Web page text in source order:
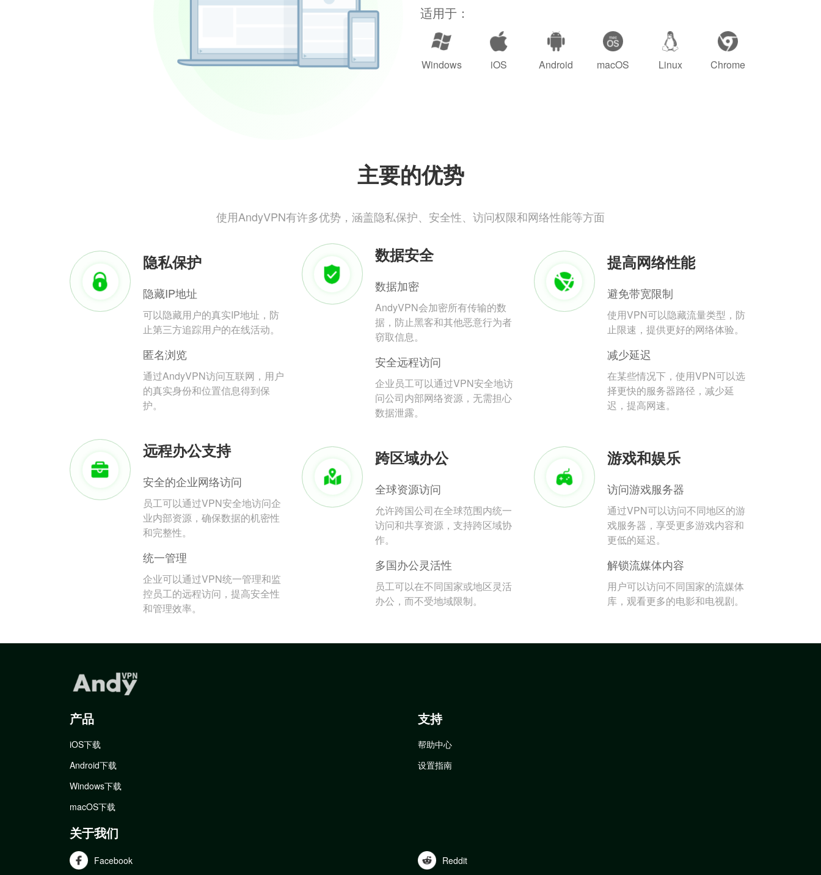
适用于：
Windows iOS Android macOS Linux Chrome
主要的优势
使用AndyVPN有许多优势，涵盖隐私保护、安全性、访问权限和网络性能等方面
隐私保护
隐藏IP地址
可以隐藏用户的真实IP地址，防
止第三方追踪用户的在线活动。
匿名浏览
通过AndyVPN访问互联网，用户
的真实身份和位置信息得到保
护。
数据安全
数据加密
AndyVPN会加密所有传输的数
据，防止黑客和其他恶意行为者
窃取信息。
安全远程访问
企业员工可以通过VPN安全地访
问公司内部网络资源，无需担心
数据泄露。
提高网络性能
避免带宽限制
使用VPN可以隐藏流量类型，防
止限速，提供更好的网络体验。
减少延迟
在某些情况下，使用VPN可以选
择更快的服务器路径，减少延
迟，提高网速。
远程办公支持
安全的企业网络访问
员工可以通过VPN安全地访问企
业内部资源，确保数据的机密性
和完整性。
统一管理
企业可以通过VPN统一管理和监
控员工的远程访问，提高安全性
和管理效率。
跨区域办公
全球资源访问
允许跨国公司在全球范围内统一
访问和共享资源，支持跨区域协
作。
多国办公灵活性
员工可以在不同国家或地区灵活
办公，而不受地域限制。
游戏和娱乐
访问游戏服务器
通过VPN可以访问不同地区的游
戏服务器，享受更多游戏内容和
更低的延迟。
解锁流媒体内容
用户可以访问不同国家的流媒体
库，观看更多的电影和电视剧。
产品
iOS下载
Android下载
Windows下载
macOS下载
支持
帮助中心
设置指南
关于我们
Facebook Reddit